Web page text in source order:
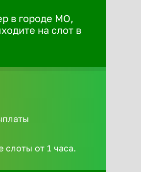
в городе МО,
на слот в
от 1 часа.